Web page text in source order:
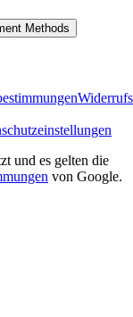
Methods
und es gelten die
von Google.